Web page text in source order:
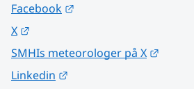
Facebook
X
SMHIs meteorologer på X
Linkedin